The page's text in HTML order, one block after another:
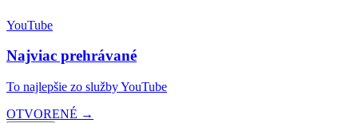
YouTube
Najviac prehrávané
To najlepšie zo služby YouTube
OTVORENÉ →